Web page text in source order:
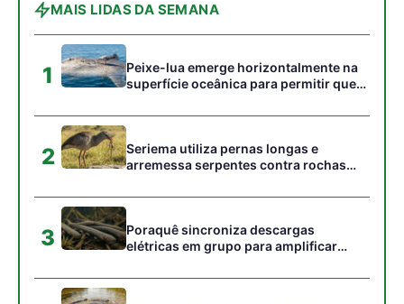
MAIS LIDAS DA SEMANA
1
Peixe-lua emerge horizontalmente na
superfície oceânica para permitir que
acumulados em sua pele
2
Seriema utiliza pernas longas e
arremessa serpentes contra rochas
campos
3
Poraquê sincroniza descargas
elétricas em grupo para amplificar
peixes maiores na Amazônia